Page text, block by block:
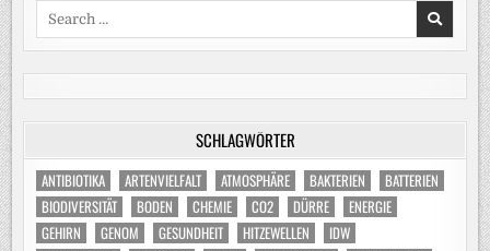
Search
SCHLAGWÖRTER
ANTIBIOTIKA ARTENVIELFALT ATMOSPHÄRE BAKTERIEN
BATTERIEN
BIODIVERSITÄT
BODEN CHEMIE CO2 DÜRRE
ENERGIE
GEHIRN
GENOM GESUNDHEIT HITZEWELLEN
IDW